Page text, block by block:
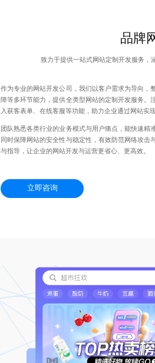
品牌
致力于提供一站式网站定制开发服务，
作为专业的网站开发公司，我们以客户需求为导向，
障等多环节能力，提供全类型网站的定制开发服务。
入获客表单、在线客服等功能，助力企业通过网站实
团队熟悉各类行业的业务模式与用户痛点，能快速精
同时保障网站的安全性与稳定性，有效防范网络攻击
与指导，让企业的网站开发与运营更省心、更高效。
立即咨询